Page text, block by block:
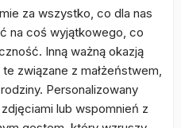
za wszystko, co dla nas
na coś wyjątkowego, co
Inną ważną okazją
związane z małżeństwem,
Personalizowany
lub wspomnień z